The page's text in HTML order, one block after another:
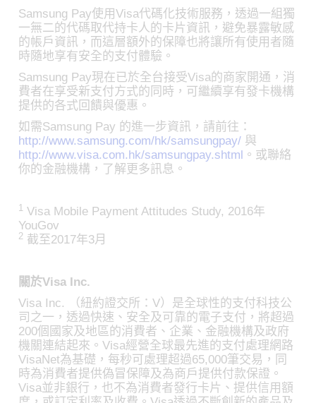
Samsung Pay使用Visa代碼化技術服務，透過一組獨
一無二的代碼取代持卡人的卡片資訊，避免暴露敏感
的帳戶資訊，而這層額外的保障也將讓所有使用者隨
時隨地享有安全的支付體驗。
Samsung Pay現在已於全台接受Visa的商家開通，消
費者在享受新支付方式的同時，可繼續享有發卡機構
提供的各式回饋與優惠。
如需Samsung Pay 的進一步資訊，請前往：
http://www.samsung.com/hk/samsungpay/ 與
http://www.visa.com.hk/samsungpay.shtml 。或聯絡
你的金融機構，了解更多訊息。
1 Visa Mobile Payment Attitudes Study, 2016年
YouGov
2 截至2017年3月
關於Visa Inc.
Visa Inc. （紐約證交所：V）是全球性的支付科技公
司之一，透過快速、安全及可靠的電子支付，將超過
200個國家及地區的消費者、企業、金融機構及政府
機關連結起來。Visa經營全球最先進的支付處理網路
VisaNet為基礎，每秒可處理超過65,000筆交易，同
時為消費者提供偽冒保障及為商戶提供付款保證。
Visa並非銀行，也不為消費者發行卡片、提供信用額